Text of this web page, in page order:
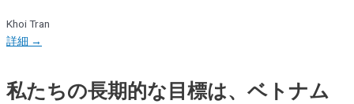
Khoi Tran
詳細 →
私たちの長期的な目標は、ベトナム